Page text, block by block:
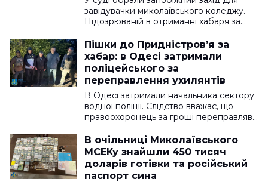
завідувачки миколаївського коледжу.
Підозрюваній в отриманні хабаря за…
Пішки до Придністров’я за
хабар: в Одесі затримали
поліцейського за
переправлення ухилянтів
В Одесі затримали начальника сектору
водної поліції. Слідство вважає, що
правоохоронець за гроші переправляв…
В очільниці Миколаївського
МСЕКу знайшли 450 тисяч
доларів готівки та російський
паспорт сина